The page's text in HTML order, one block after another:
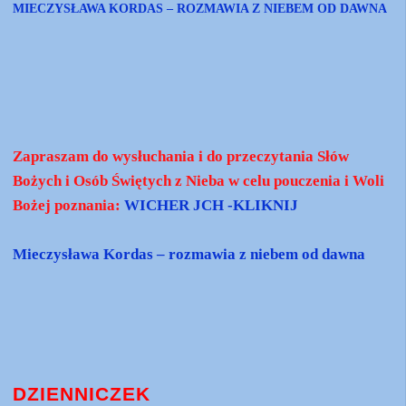
MIECZYSŁAWA KORDAS – ROZMAWIA Z NIEBEM OD DAWNA
Zapraszam do wysłuchania i do przeczytania Słów
Bożych i Osób Świętych z Nieba w celu pouczenia i Woli
Bożej poznania:WICHER JCH -KLIKNIJ
Mieczysława Kordas – rozmawia z niebem od dawna
DZIENNICZEK